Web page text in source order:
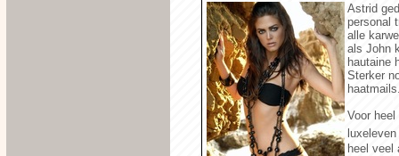
Astrid
personal
alle
als John
hautaine
Sterker
Voor
heel veel